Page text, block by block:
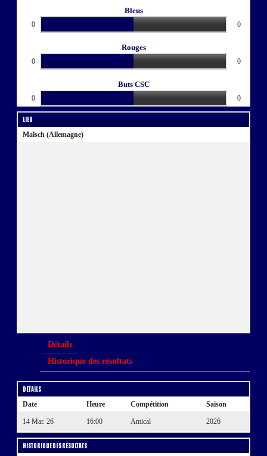
Bleus
0 0
Rouges
0 0
Buts CSC
0 0
Lieu
Malsch (Allemagne)
Détails
Historique des résultats
Détails
Date Heure Compétition Saison
14 Mar. 26 16:00 Amical 2026
Historique des résultats